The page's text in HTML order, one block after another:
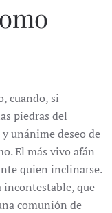
cuando, si
piedras del
unánime deseo de
El más vivo afán
quien inclinarse.
incontestable, que
comunión de